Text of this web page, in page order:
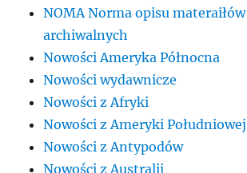
NOMA Norma opisu materaiłów
archiwalnych
Nowości Ameryka Północna
Nowości wydawnicze
Nowości z Afryki
Nowości z Ameryki Południowej
Nowości z Antypodów
Nowości z Australii